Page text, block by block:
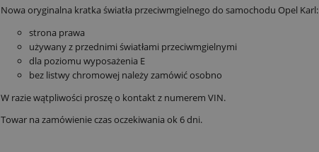
Nowa oryginalna kratka światła przeciwmgielnego do samochodu Opel Karl:
strona prawa
używany z przednimi światłami przeciwmgielnymi
dla poziomu wyposażenia E
bez listwy chromowej należy zamówić osobno
W razie wątpliwości proszę o kontakt z numerem VIN.
Towar na zamówienie czas oczekiwania ok 6 dni.